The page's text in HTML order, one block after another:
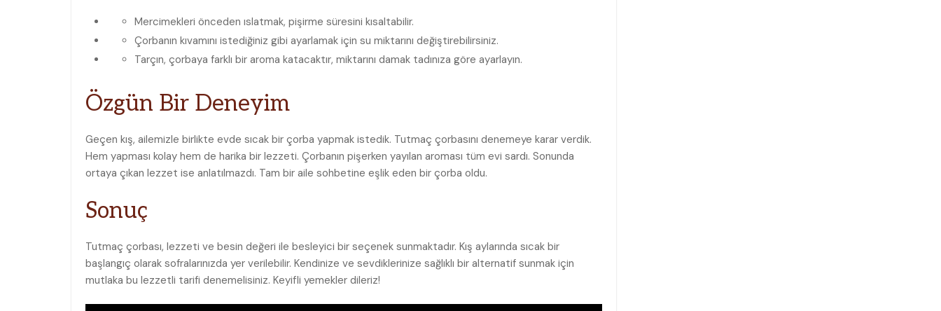
Mercimekleri önceden ıslatmak, pişirme süresini ⁢kısaltabilir.
Çorbanın ‍kıvamını ⁣istediğiniz gibi ayarlamak için‍ su miktarını değiştirebilirsiniz.
Tarçın,⁣ çorbaya farklı bir aroma katacaktır, miktarını damak tadınıza göre ⁢ayarlayın.
Özgün Bir Deneyim
Geçen kış, ailemizle birlikte evde sıcak bir çorba‌ yapmak istedik. Tutmaç çorbasını denemeye karar verdik.
Hem yapması kolay hem de harika bir lezzeti. Çorbanın ⁣pişerken yayılan aroması tüm evi sardı. Sonunda
ortaya çıkan lezzet ise ‍anlatılmazdı. Tam bir aile sohbetine⁤ eşlik eden bir çorba oldu.
Sonuç
Tutmaç⁤ çorbası, lezzeti ve besin değeri ​ile besleyici bir seçenek sunmaktadır.‍ Kış⁢ aylarında sıcak bir
başlangıç olarak sofralarınızda⁢ yer verilebilir. Kendinize ve sevdiklerinize sağlıklı bir alternatif sunmak için
mutlaka bu lezzetli tarifi denemelisiniz. Keyifli yemekler⁤ dileriz!